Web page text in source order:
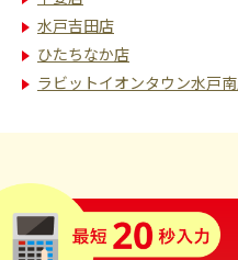
水戸吉田店
ひたちなか店
ラビットイオンタウン水戸